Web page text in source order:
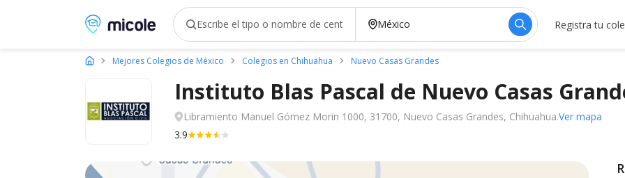
Micole, buscador de colegios Registra tu
Mejores Colegios de México Colegios en Chihuahua Nuevo Casas Grandes
Instituto Blas Pascal de Nuevo Casas
Libramiento Manuel Gómez Morin 1000, 31700, Nuevo Casas Grandes, Chihuahua.Ver mapa
3.9